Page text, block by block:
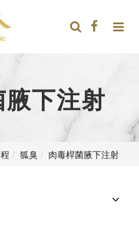
腋下注射
狐臭 肉毒桿菌腋下注射